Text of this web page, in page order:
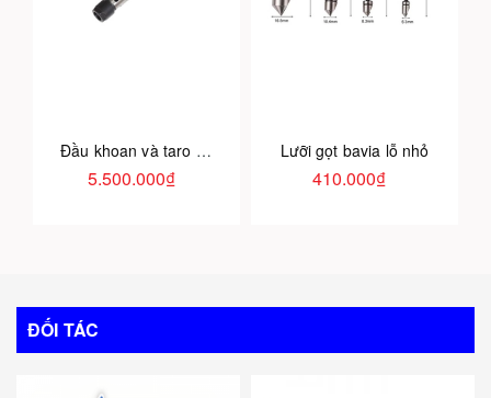
Đầu khoan và taro 2 mũi có thể thay đổi khoảng cách trục
5.500.000₫
Lưỡi gọt bavia lỗ nhỏ
410.000₫
ĐỐI TÁC